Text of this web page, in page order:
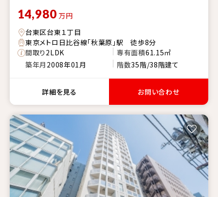
14,980 万円
台東区台東１丁目
東京メトロ日比谷線「秋葉原」駅 徒歩8分
間取り2LDK 専有面積61.15㎡
築年月 2008年01月 階数35階/38階建て
詳細を見る お問い合わせ